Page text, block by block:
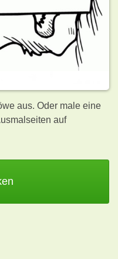
aus. Oder male eine
auf